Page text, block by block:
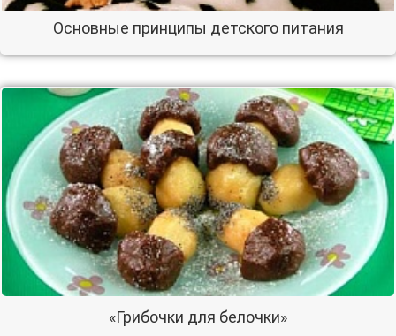
Основные принципы детского питания
«Грибочки для белочки»